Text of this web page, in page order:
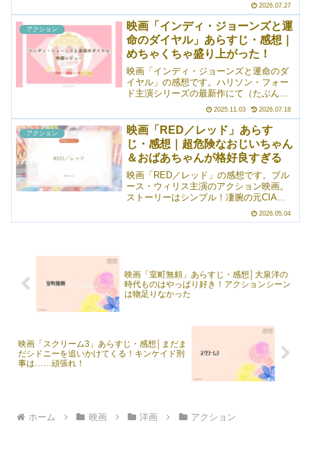
ため複数の薬物（ステロイドなど）を使
用していたことが露呈して米軍を強制除
隊になった男が、転職先で極秘任務を宛
がわれ、なんやかんややばい状況になる
お話でした。けっこう「ん？」となる場
面が多く、なにより最後は「今のどうい
うラスト！？」となりました。
2026.07.27
アクション
映画「インディ・ジョーンズと運
命のダイヤル」あらすじ・感想｜
めちゃくちゃ盛り上がった！
映画「インディ・ジョーンズと運命のダ
イヤル」の感想です。ハリソン・フォー
ド主演シリーズの最新作にて（たぶん）
完結編、最終章。シリーズ第5作目です
が、実は2作品ほどしか観たことがありま
せんでした（しかもどれを観たのかうろ
覚え）。が、これがめちゃくちゃ良かっ
た。最終章にうってつけの展開、ラスト
だったと思います。70歳になり、定年退
職をしたインディがなんやかんやと巻き
込まれ、冒険をすることになるお話でし
た。
2025.11.03 2026.07.18
アクション
映画「RED／レッド」あらす
じ・感想｜超危険なおじいちゃん
＆おばあちゃんが格好良すぎる
映画「RED／レッド」の感想です。ブル
ース・ウィリス主演のアクション映画。
ストーリーはシンプル！凄腕の元CIAエ
元同僚たち（と、好きな女性）を集めて
申し訳程度に描かれた恋愛要素は若干中
途半端に感じたけれど、スッキリまとま
っていました。
2026.05.04
映画「室町無頼」あらすじ・感想│大泉洋の
時代ものはやっぱり好き！アクションシーン
は物足りなかった
映画「スクリーム3」あらすじ・感想│まだま
だシドニーを追いかけてくる！キンケイド刑
事は……頑張れ！
ホーム 映画 洋画 アクション